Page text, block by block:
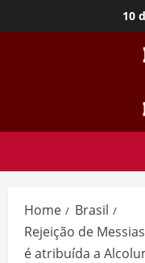
10
Home
Brasil
Rejeição de
é atribuída a